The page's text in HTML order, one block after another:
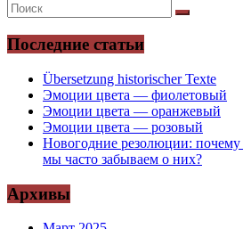
Последние статьи
Übersetzung historischer Texte
Эмоции цвета — фиолетовый
Эмоции цвета — оранжевый
Эмоции цвета — розовый
Новогодние резолюции:
мы часто забываем о них?
Архивы